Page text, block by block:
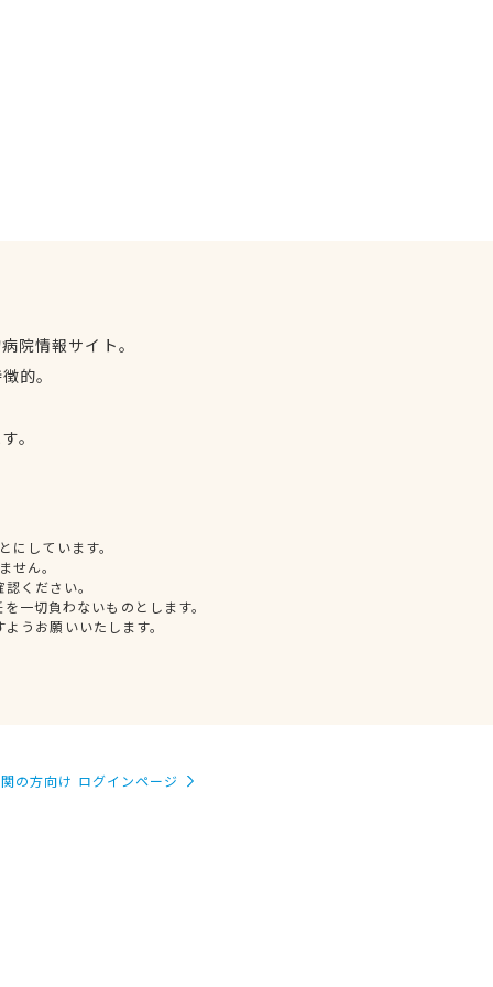
院情報サイト。
的。
。
しています。
せん。
ください。
一切負わないものとします。
うお願いいたします。
の方向け ログインページ